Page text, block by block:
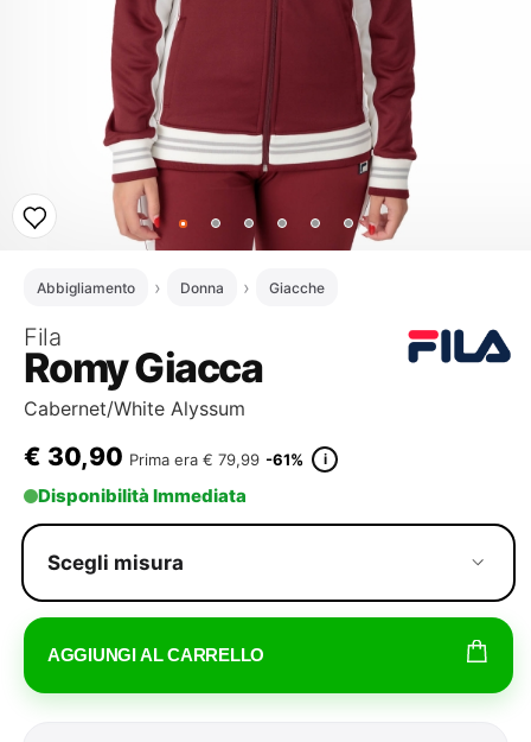
Abbigliamento Donna Giacche
Fila
Romy Giacca
Cabernet/White Alyssum
€ 30,90 Prima era € 79,99 -61% i
Disponibilità Immediata
Scegli misura
AGGIUNGI AL CARRELLO